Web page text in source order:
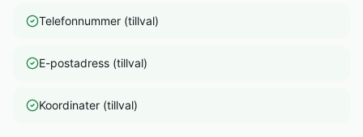
Telefonnummer (tillval)
E-postadress (tillval)
Koordinater (tillval)